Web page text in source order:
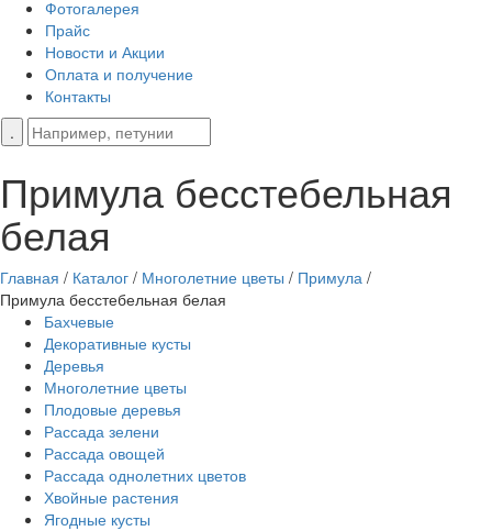
Фотогалерея
Прайс
Новости и Акции
Оплата и получение
Контакты
Примула бесстебельная
белая
Главная / Каталог / Многолетние цветы / Примула /
Примула бесстебельная белая
Бахчевые
Декоративные кусты
Деревья
Многолетние цветы
Плодовые деревья
Рассада зелени
Рассада овощей
Рассада однолетних цветов
Хвойные растения
Ягодные кусты